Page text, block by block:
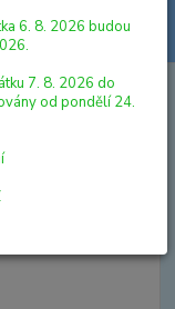
Hledat
2-Play 25x25x1,5cm
Play
6. 8. 2026 budou
7. 8. 2026 do
od pondělí 24.